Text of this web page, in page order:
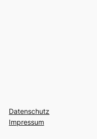
Datenschutz
Impressum